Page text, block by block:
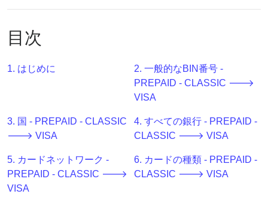
索
BIN
番
号
BIN
Generator
Checker
v2
BIN
目次
1. はじめに
2. 一般的なBIN番号 -
PREPAID - CLASSIC 🡒
VISA
3. 国 - PREPAID - CLASSIC
🡒 VISA
4. すべての銀行 - PREPAID -
CLASSIC 🡒 VISA
5. カードネットワーク -
PREPAID - CLASSIC 🡒
VISA
6. カードの種類 - PREPAID -
CLASSIC 🡒 VISA